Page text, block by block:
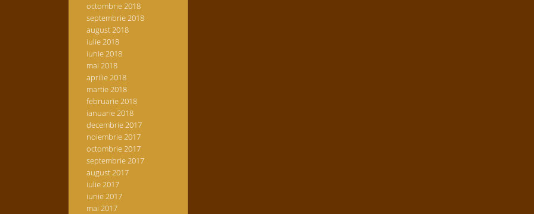
octombrie 2018
septembrie 2018
august 2018
iulie 2018
iunie 2018
mai 2018
aprilie 2018
martie 2018
februarie 2018
ianuarie 2018
decembrie 2017
noiembrie 2017
octombrie 2017
septembrie 2017
august 2017
iulie 2017
iunie 2017
mai 2017